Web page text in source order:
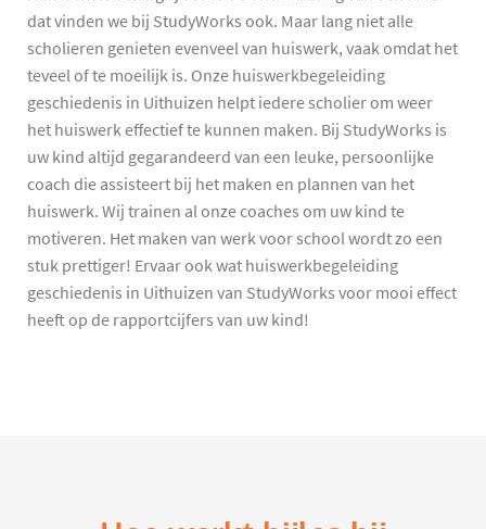
dat vinden we bij StudyWorks ook. Maar lang niet alle
scholieren genieten evenveel van huiswerk, vaak omdat het
teveel of te moeilijk is. Onze huiswerkbegeleiding
geschiedenis in Uithuizen helpt iedere scholier om weer
het huiswerk effectief te kunnen maken. Bij StudyWorks is
uw kind altijd gegarandeerd van een leuke, persoonlijke
coach die assisteert bij het maken en plannen van het
huiswerk. Wij trainen al onze coaches om uw kind te
motiveren. Het maken van werk voor school wordt zo een
stuk prettiger! Ervaar ook wat huiswerkbegeleiding
geschiedenis in Uithuizen van StudyWorks voor mooi effect
heeft op de rapportcijfers van uw kind!